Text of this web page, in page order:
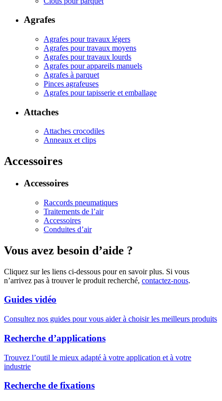
Agrafes
Agrafes pour travaux légers
Agrafes pour travaux moyens
Agrafes pour travaux lourds
Agrafes pour appareils manuels
Agrafes à parquet
Pinces agrafeuses
Agrafes pour tapisserie et emballage
Attaches
Attaches crocodiles
Anneaux et clips
Accessoires
Accessoires
Raccords pneumatiques
Traitements de l’air
Accessoires
Conduites d’air
Vous avez besoin d’aide ?
Cliquez sur les liens ci-dessous pour en savoir plus. Si vous
n’arrivez pas à trouver le produit recherché, contactez-nous.
Guides vidéo
Consultez nos guides pour vous aider à choisir les meilleurs produits
Recherche d’applications
Trouvez l’outil le mieux adapté à votre application et à votre
industrie
Recherche de fixations